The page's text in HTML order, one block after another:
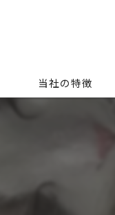
当社の特徴
ゴミ屋敷